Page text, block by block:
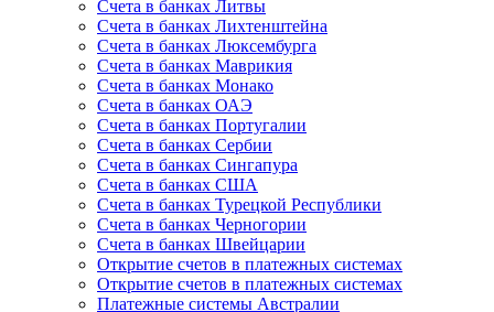
Счета в банках Литвы
Счета в банках Лихтенштейна
Счета в банках Люксембурга
Счета в банках Маврикия
Счета в банках Монако
Счета в банках ОАЭ
Счета в банках Португалии
Счета в банках Сербии
Счета в банках Сингапура
Счета в банках США
Счета в банках Турецкой Республики
Счета в банках Черногории
Счета в банках Швейцарии
Открытие счетов в платежных системах
Открытие счетов в платежных системах
Платежные системы Австралии